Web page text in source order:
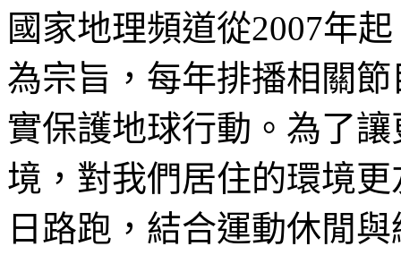
國家地理頻道從2007年
為宗旨，每年排播相關
實保護地球行動。為了
境，對我們居住的環境
日路跑，結合運動休閒